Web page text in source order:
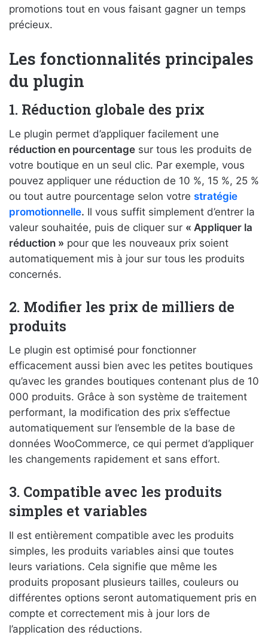
promotions tout en vous faisant gagner un temps
précieux.
Les fonctionnalités principales
du plugin
1. Réduction globale des prix
Le plugin permet d’appliquer facilement une
réduction en pourcentage sur tous les produits de
votre boutique en un seul clic. Par exemple, vous
pouvez appliquer une réduction de 10 %, 15 %, 25 %
ou tout autre pourcentage selon votre stratégie
promotionnelle. Il vous suffit simplement d’entrer la
valeur souhaitée, puis de cliquer sur « Appliquer la
réduction » pour que les nouveaux prix soient
automatiquement mis à jour sur tous les produits
concernés.
2. Modifier les prix de milliers de
produits
Le plugin est optimisé pour fonctionner
efficacement aussi bien avec les petites boutiques
qu’avec les grandes boutiques contenant plus de 10
000 produits. Grâce à son système de traitement
performant, la modification des prix s’effectue
automatiquement sur l’ensemble de la base de
données WooCommerce, ce qui permet d’appliquer
les changements rapidement et sans effort.
3. Compatible avec les produits
simples et variables
Il est entièrement compatible avec les produits
simples, les produits variables ainsi que toutes
leurs variations. Cela signifie que même les
produits proposant plusieurs tailles, couleurs ou
différentes options seront automatiquement pris en
compte et correctement mis à jour lors de
l’application des réductions.